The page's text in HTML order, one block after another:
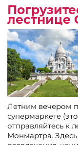
лестнице
Летним вечером
супермаркете
отправляйтесь к
Монмартра. Здесь